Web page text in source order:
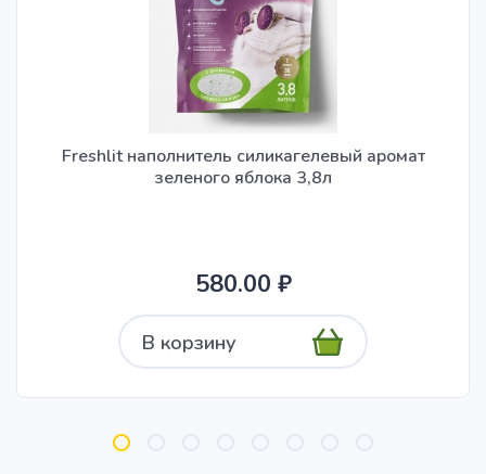
Freshlit наполнитель силикагелевый аромат
зеленого яблока 3,8л
580.00 ₽
В корзину